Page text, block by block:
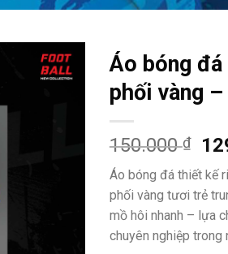
Áo bóng
phối vàng
150.000₫
là:
Áo bóng đá thiết kế
phối vàng tươi trẻ
mồ hôi nhanh – lựa
chuyên nghiệp trong